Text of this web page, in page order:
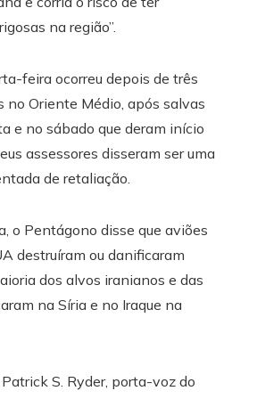
na região”.
feira ocorreu depois de três
no Oriente Médio, após salvas
e no sábado que deram início
assessores disseram ser uma
de retaliação.
o Pentágono disse que aviões
destruíram ou danificaram
dos alvos iranianos e das
na Síria e no Iraque na
S. Ryder, porta-voz do